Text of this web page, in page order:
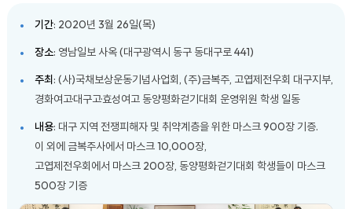
기간: 2020년 3월 26일(목)
장소: 영남일보 사옥 (대구광역시 동구 동대구로 441)
주최: (사)국채보상운동기념사업회, (주)금복주, 고엽제전우회 대구지부,
경화여고·대구고·효성여고 동양평화걷기대회 운영위원 학생 일동
내용: 대구 지역 전쟁피해자 및 취약계층을 위한 마스크 900장 기증.
이 외에 금복주사에서 마스크 10,000장,
고엽제전우회에서 마스크 200장, 동양평화걷기대회 학생들이 마스크
500장 기증